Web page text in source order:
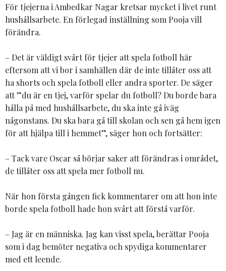
För tjejerna i Ambedkar Nagar kretsar mycket i livet runt
hushållsarbete. En förlegad inställning som Pooja vill
förändra.
– Det är väldigt svårt för tjejer att spela fotboll här
eftersom att vi bor i samhällen där de inte tillåter oss att
ha shorts och spela fotboll eller andra sporter. De säger
att ”du är en tjej, varför spelar du fotboll? Du borde bara
hålla på med hushållsarbete, du ska inte gå iväg
någonstans. Du ska bara gå till skolan och sen gå hem igen
för att hjälpa till i hemmet”, säger hon och fortsätter:
– Tack vare Oscar så börjar saker att förändras i området,
de tillåter oss att spela mer fotboll nu.
När hon första gången fick kommentarer om att hon inte
borde spela fotboll hade hon svårt att förstå varför.
– Jag är en människa. Jag kan visst spela, berättar Pooja
som i dag bemöter negativa och spydiga kommentarer
med ett leende.